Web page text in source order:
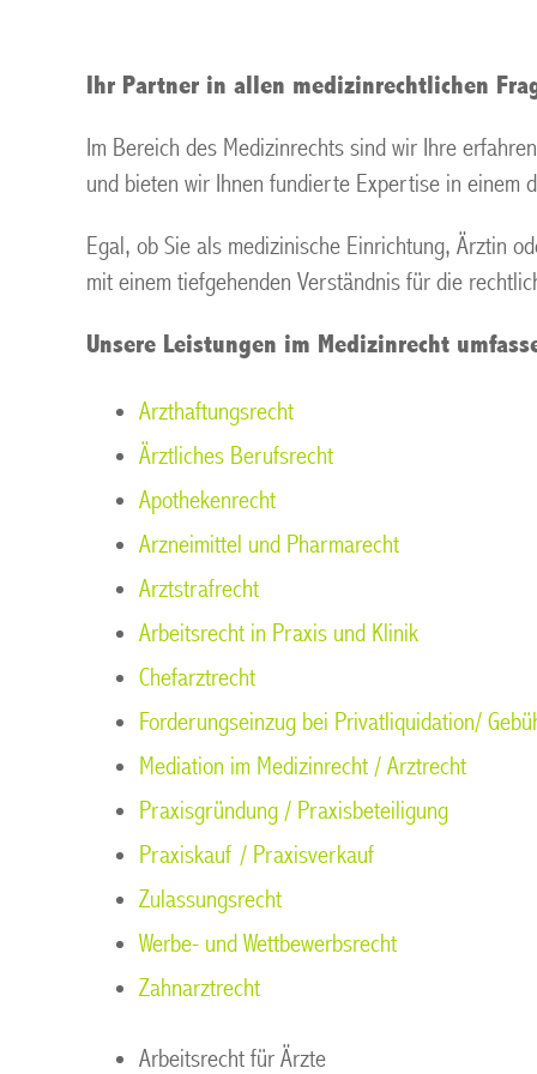
Ihr Partner in allen medizinrechtlichen
Im Bereich des Medizinrechts sind wir Ihre
und bieten wir Ihnen fundierte Expertise in einem
Egal, ob Sie als medizinische Einrichtung, Ärztin
mit einem tiefgehenden Verständnis für die
Unsere Leistungen im Medizinrecht
Arzthaftungsrecht
Ärztliches Berufsrecht
Apothekenrecht
Arzneimittel und Pharmarecht
Arztstrafrecht
Arbeitsrecht in Praxis und Klinik
Chefarztrecht
Forderungseinzug bei Privatliquidation/
Mediation im Medizinrecht / Arztrecht
Praxisgründung / Praxisbeteiligung
Praxiskauf / Praxisverkauf
Zulassungsrecht
Werbe- und Wettbewerbsrecht
Zahnarztrecht
Arbeitsrecht für Ärzte